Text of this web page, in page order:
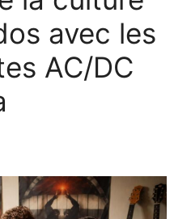
avec les
AC/DC